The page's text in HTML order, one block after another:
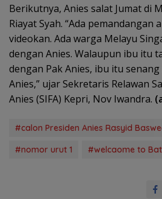
Berikutnya, Anies salat Jumat di
Riayat Syah. “Ada pemandangan
videokan. Ada warga Melayu
dengan Anies. Walaupun ibu itu
dengan Pak Anies, ibu itu
Anies,” ujar Sekretaris Relawan
Anies (SIFA) Kepri, Nov Iwandra.
#calon Presiden Anies Rasyid
#nomor urut 1
#welcaome to